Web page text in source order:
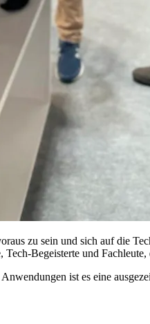
zu sein und sich auf die
Begeisterte und
ist es eine